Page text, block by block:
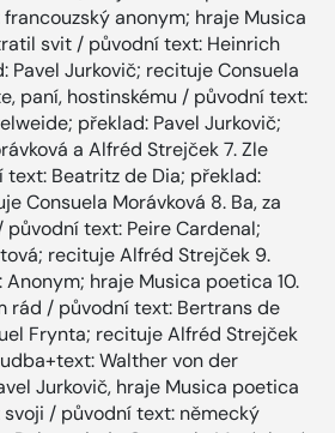
anonym; hraje Musica
svit / původní text: Heinrich
Pavel Jurkovič; recituje Consuela
paní, hostinskému / původní text:
překlad: Pavel Jurkovič;
a Alfréd Strejček 7. Zle
Beatritz de Dia; překlad:
Consuela Morávková 8. Ba, za
text: Peire Cardenal;
recituje Alfréd Strejček 9.
hraje Musica poetica 10.
rád / původní text: Bertrans de
Frynta; recituje Alfréd Strejček
Walther von der
Jurkovič, hraje Musica poetica
svoji / původní text: německý